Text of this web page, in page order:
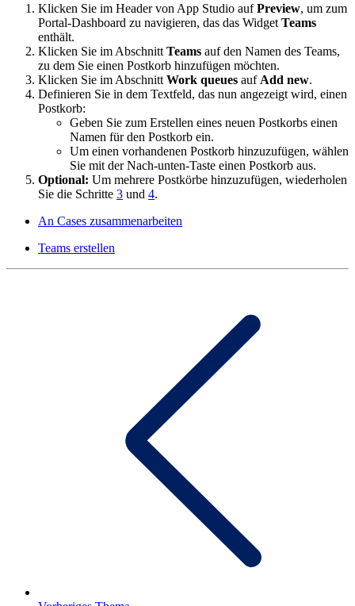
Klicken Sie im Header von App Studio aufPreview, um zum
Portal-Dashboard zu navigieren, das das Widget Teams
enthält.
Klicken Sie im Abschnitt Teams auf den Namen des Teams,
zu dem Sie einen Postkorb hinzufügen möchten.
Klicken Sie im Abschnitt Work queues auf Add new.
Definieren Sie in dem Textfeld, das nun angezeigt wird, einen
Postkorb:
Geben Sie zum Erstellen eines neuen Postkorbs einen
Namen für den Postkorb ein.
Um einen vorhandenen Postkorb hinzuzufügen, wählen
Sie mit der Nach-unten-Taste einen Postkorb aus.
Optional: Um mehrere Postkörbe hinzuzufügen, wiederholen
Sie die Schritte 3 und 4.
An Cases zusammenarbeiten
Teams erstellen